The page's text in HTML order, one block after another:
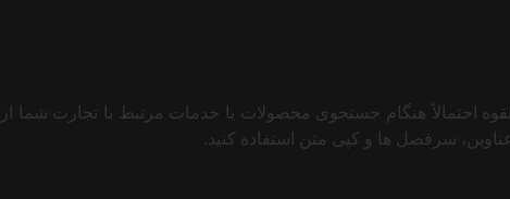
احتمالاً هنگام جستجوی محصولات یا خدمات مرتبط با تجارت شما از
سرفصل ها و کپی متن استفاده کنید.